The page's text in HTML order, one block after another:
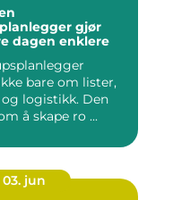
gjør
dagen enklere
bare om lister,
logistikk. Den
å skape ro ...
03. jun